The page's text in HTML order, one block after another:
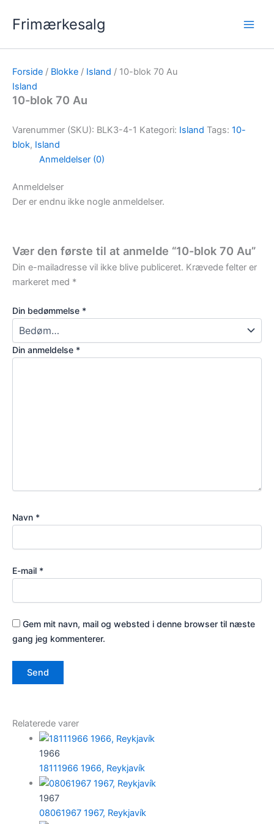
Frimærkesalg
Forside / Blokke / Island / 10-blok 70 Au
Island
10-blok 70 Au
Varenummer (SKU): BLK3-4-1 Kategori: Island Tags: 10-
blok, Island
Anmeldelser (0)
Anmeldelser
Der er endnu ikke nogle anmeldelser.
Vær den første til at anmelde “10-blok 70 Au”
Din e-mailadresse vil ikke blive publiceret. Krævede felter er
markeret med *
Din bedømmelse *
Din anmeldelse *
Navn *
E-mail *
Gem mit navn, mail og websted i denne browser til næste
gang jeg kommenterer.
Relaterede varer
1966
18111966 1966, Reykjavík
1967
08061967 1967, Reykjavík